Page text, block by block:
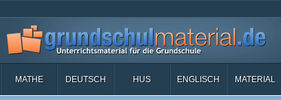
MATHE DEUTSCH HUS ENGLISCH MATERIAL